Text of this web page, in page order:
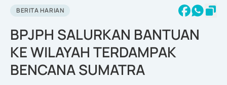
BERITA HARIAN
BPJPH SALURKAN BANTUAN
KE WILAYAH TERDAMPAK
BENCANA SUMATRA